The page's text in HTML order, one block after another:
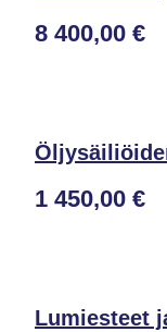
8 400,00 €
1 450,00 €
Lumiesteet